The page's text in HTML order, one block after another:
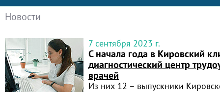
Новости
7 сентября 2023 г.
С начала года в Кировский
диагностический центр
врачей
Из них 12 – выпускники